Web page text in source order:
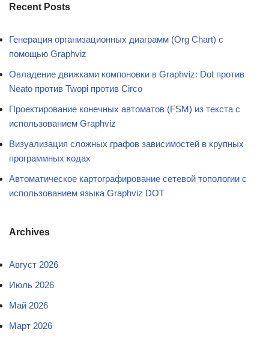
Recent Posts
Генерация организационных диаграмм (Org Chart) с
помощью Graphviz
Овладение движками компоновки в Graphviz: Dot против
Neato против Twopi против Circo
Проектирование конечных автоматов (FSM) из текста с
использованием Graphviz
Визуализация сложных графов зависимостей в крупных
программных кодах
Автоматическое картографирование сетевой топологии с
использованием языка Graphviz DOT
Archives
Август 2026
Июль 2026
Май 2026
Март 2026